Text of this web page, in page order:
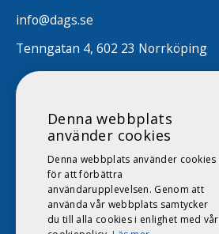
info@dags.se
Tenngatan 4, 602 23 Norrköping
Denna webbplats
använder cookies
Denna webbplats använder cookies
för att förbättra
användarupplevelsen. Genom att
använda vår webbplats samtycker
du till alla cookies i enlighet med vår